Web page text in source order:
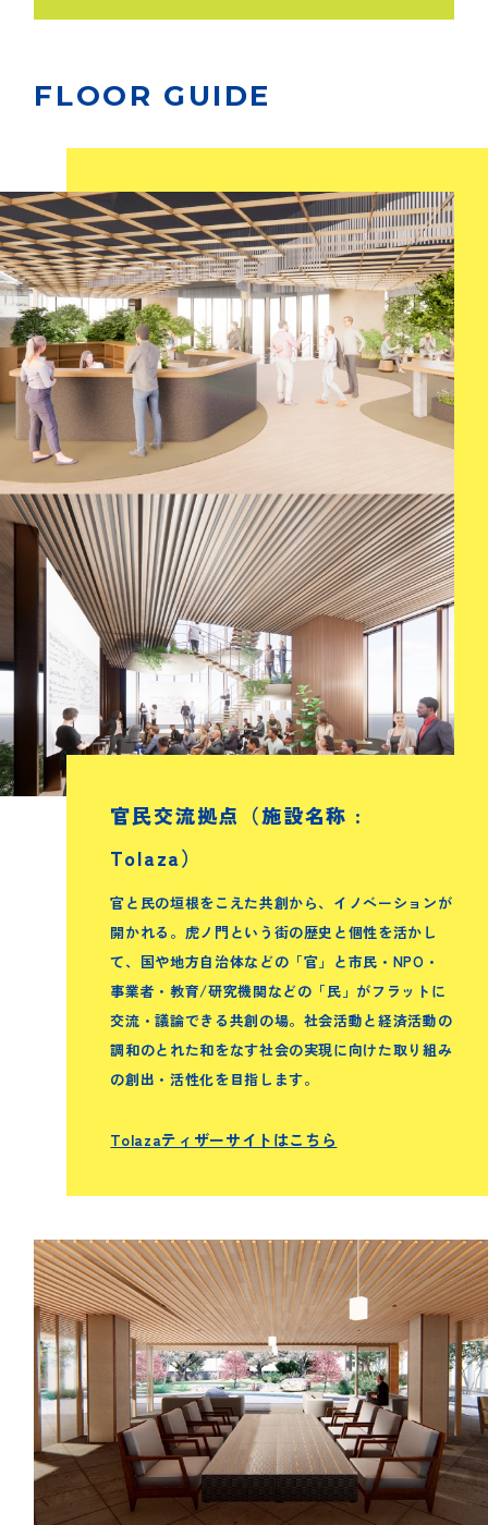
FLOOR GUIDE
官民交流拠点（施設名称 :
Tolaza）
官と民の垣根をこえた共創から、イノベーションが
開かれる。虎ノ門という街の歴史と個性を活かし
て、国や地方自治体などの「官」と市民・NPO・
事業者・教育/研究機関などの「民」がフラットに
交流・議論できる共創の場。社会活動と経済活動の
調和のとれた和をなす社会の実現に向けた取り組み
の創出・活性化を目指します。
Tolazaティザーサイトはこちら